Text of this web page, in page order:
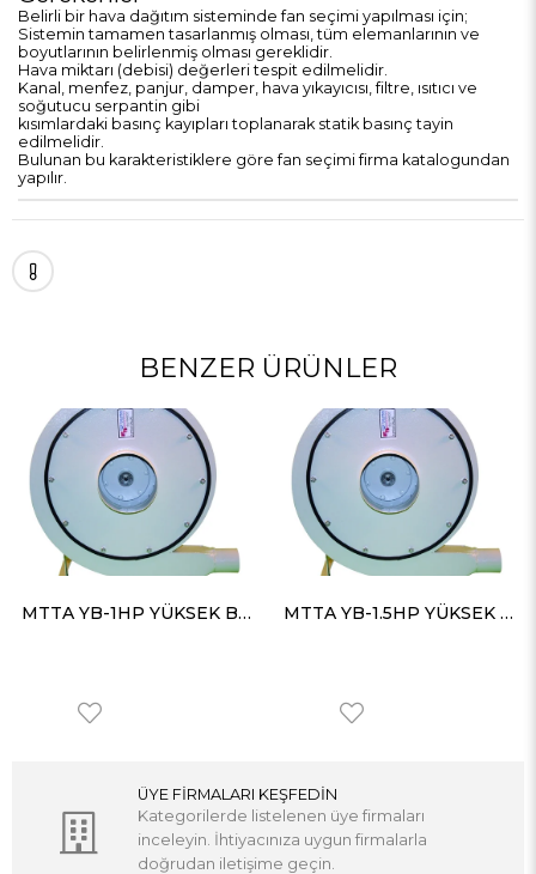
Belirli bir hava dağıtım sisteminde fan seçimi yapılması için;
Sistemin tamamen tasarlanmış olması, tüm elemanlarının ve
boyutlarının belirlenmiş olması gereklidir.
Hava miktarı (debisi) değerleri tespit edilmelidir.
Kanal, menfez, panjur, damper, hava yıkayıcısı, filtre, ısıtıcı ve
soğutucu serpantin gibi
kısımlardaki basınç kayıpları toplanarak statik basınç tayin
edilmelidir.
Bulunan bu karakteristiklere göre fan seçimi firma katalogundan
yapılır.
BENZER ÜRÜNLER
MTTA YB-1HP YÜKSEK BASINÇLI KÖRÜK FANI 670 m³/h 300 mmSS MTTA YB-1.5HP YÜKSEK BASINÇLI KÖRÜK FANI 710 m³/h 410 mmSS
ÜYE FİRMALARI KEŞFEDİN
Kategorilerde listelenen üye firmaları
inceleyin. İhtiyacınıza uygun firmalarla
doğrudan iletişime geçin.